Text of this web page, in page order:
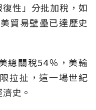
性」分批加稅，如
貿易壁壘已達歷史
總關稅54％，美輸
拉扯，這一場世紀
史。